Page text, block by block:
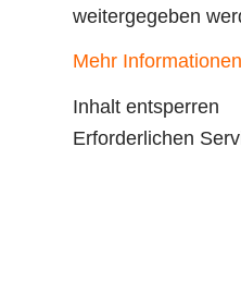
weitergegeben
Mehr Informationen
Inhalt entsperren
Erforderlichen